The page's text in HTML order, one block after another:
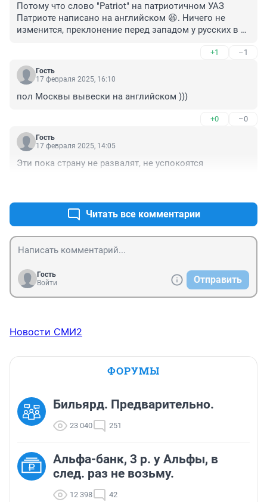
Потому что слово "Patriot" на патриотичном УАЗ
Патриоте написано на английском 😆. Ничего не
изменится, преклонение перед западом у русских в
+1 –1
Гость
17 февраля 2025, 16:10
пол Москвы вывески на английском )))
+0 –0
Гость
17 февраля 2025, 14:05
Эти пока страну не развалят, не успокоятся
Читать все комментарии
Гость
Войти
Отправить
Новости СМИ2
ФОРУМЫ
Бильярд. Предварительно.
23 040 251
Альфа-банк, 3 р. у Альфы, в
след. раз не возьму.
12 398 42